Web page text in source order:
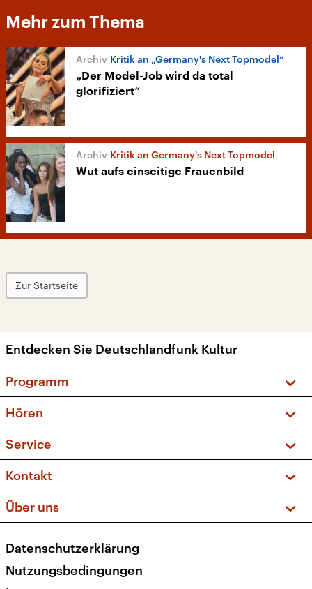
Mehr zum Thema
Kritik an „Germany's Next Topmodel“
„Der Model-Job wird da total
glorifiziert“
Kritik an Germany's Next Topmodel
Wut aufs einseitige Frauenbild
Zur Startseite
Entdecken Sie Deutschlandfunk Kultur
Programm
Sendungen und Podcasts
Musikliste
Kakadu – Das Kinderprogramm
Hören
Frequenzen (UKW + DAB+)
Service
FAQ
Apps
Newsletter
Veranstaltungen
Kontakt
Social Media
Über uns
Presse
Karriere
Datenschutzerklärung
Nutzungsbedingungen